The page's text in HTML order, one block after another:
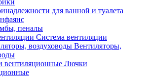
для ванной и туалета
пеналы
Система вентиляции
Вентиляторы,
Лючки